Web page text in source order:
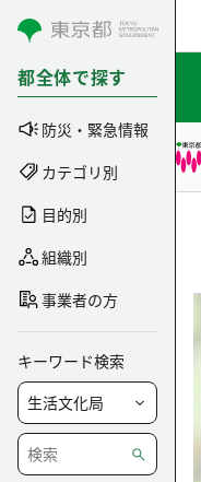
コンテンツにスキップ
都全体で探す
防災・緊急情報
カテゴリ別
目的別
組織別
事業者の方
キーワード検索